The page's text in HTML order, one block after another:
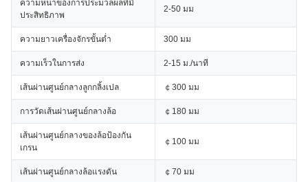
ความหนาของการประมวลผลที่มี
ประสิทธิภาพ
2-50 มม
ความยาวเครื่องจักรขั้นต่ำ 300 มม
ความเร็วในการส่ง 2-15 ม./นาที
เส้นผ่านศูนย์กลางลูกกลิ้งเปล ￠300 มม
การวัดเส้นผ่านศูนย์กลางล้อ ￠180 มม
เส้นผ่านศูนย์กลางของล้อป้องกัน
เกรน
￠100 มม
เส้นผ่านศูนย์กลางล้อแรงดัน ￠70 มม